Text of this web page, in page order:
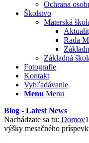
Ochrana
Školstvo
Materská
Rada
Základná
Fotografie
Kontakt
Vyhľadávanie
Menu Menu
Blog - Latest News
Nachádzate sa tu: Domov1
výšky mesačného